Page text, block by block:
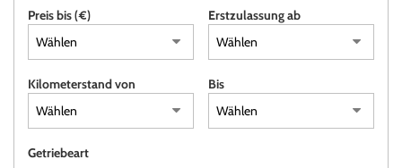
Preis bis (€) Erstzulassung ab
Kilometerstand von Bis
Getriebeart